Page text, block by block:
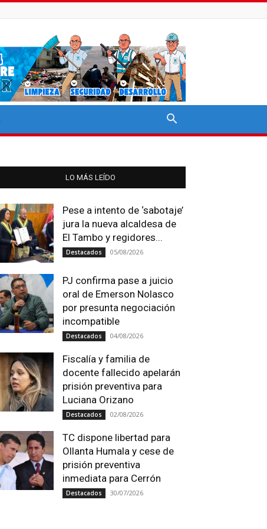
LO MÁS LEÍDO
Pese a intento de ‘sabotaje’
jura la nueva alcaldesa de
El Tambo y regidores...
Destacados 05/08/2026
PJ confirma pase a juicio
oral de Emerson Nolasco
por presunta negociación
incompatible
Destacados 04/08/2026
Fiscalía y familia de
docente fallecido apelarán
prisión preventiva para
Luciana Orizano
Destacados 02/08/2026
TC dispone libertad para
Ollanta Humala y cese de
prisión preventiva
inmediata para Cerrón
Destacados 30/07/2026